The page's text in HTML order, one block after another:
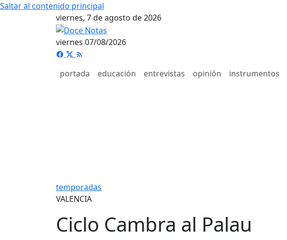
Saltar al contenido principal
viernes, 7 de agosto de 2026
viernes 07/08/2026
portada educación entrevistas opinión instrumentos
temporadas
VALENCIA
Ciclo Cambra al Palau